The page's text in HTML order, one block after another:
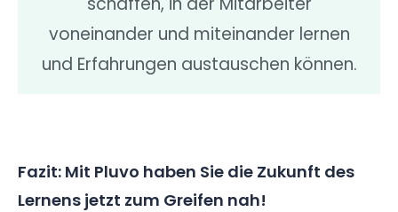
voneinander und miteinander lernen
und Erfahrungen austauschen können.
Fazit: Mit Pluvo haben Sie die Zukunft des
Lernens jetzt zum Greifen nah!